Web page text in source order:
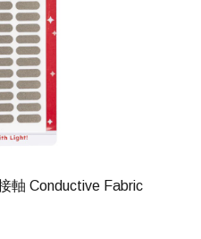
軸 Conductive Fabric